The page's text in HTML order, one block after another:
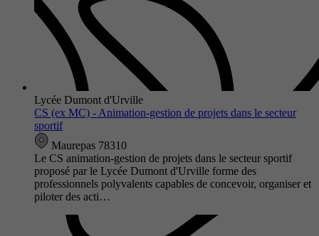
Lycée Dumont d'Urville
CS (ex MC) - Animation-gestion de projets dans le secteur
sportif
Maurepas 78310
Le CS animation-gestion de projets dans le secteur sportif
proposé par le Lycée Dumont d'Urville forme des
professionnels polyvalents capables de concevoir, organiser et
piloter des acti…